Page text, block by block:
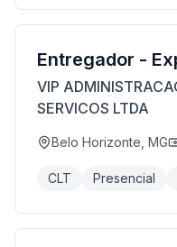
Entregador -
VIP
SERVICOS LTDA
Belo Horizonte, MG
CLT Presencial